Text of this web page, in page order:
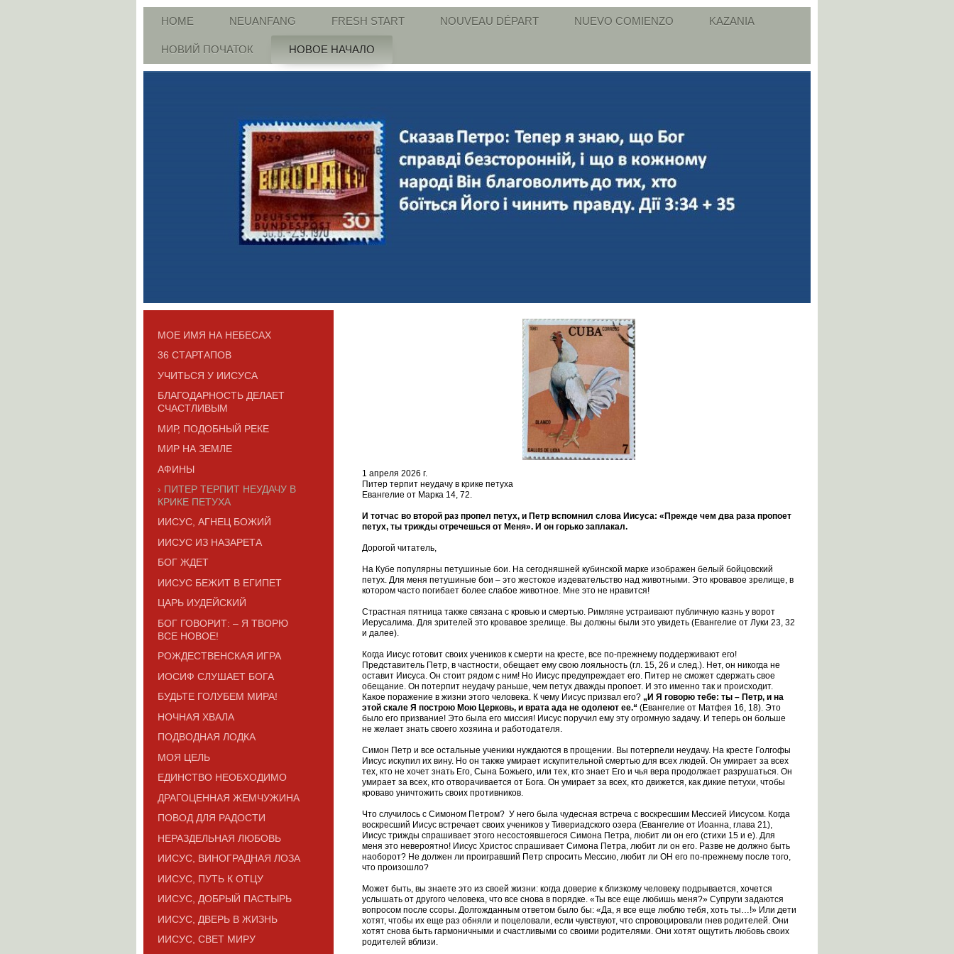
HOME NEUANFANG FRESH START NOUVEAU DÉPART NUEVO COMIENZO KAZANIA
НОВИЙ ПОЧАТОК НОВОЕ НАЧАЛО
1 апреля 2026 г.
Питер терпит неудачу в крике петуха
Евангелие от Марка 14, 72.
И тотчас во второй раз пропел петух, и Петр вспомнил слова Иисуса: «Прежде чем два раза пропоет
петух, ты трижды отречешься от Меня». И он горько заплакал.
Дорогой читатель,
На Кубе популярны петушиные бои. На сегодняшней кубинской марке изображен белый бойцовский
петух. Для меня петушиные бои – это жестокое издевательство над животными. Это кровавое зрелище, в
котором часто погибает более слабое животное. Мне это не нравится!
Страстная пятница также связана с кровью и смертью. Римляне устраивают публичную казнь у ворот
Иерусалима. Для зрителей это кровавое зрелище. Вы должны были это увидеть (Евангелие от Луки 23, 32
и далее).
Когда Иисус готовит своих учеников к смерти на кресте, все по-прежнему поддерживают его!
Представитель Петр, в частности, обещает ему свою лояльность (гл. 15, 26 и след.). Нет, он никогда не
оставит Иисуса. Он стоит рядом с ним! Но Иисус предупреждает его. Питер не сможет сдержать свое
обещание. Он потерпит неудачу раньше, чем петух дважды пропоет. И это именно так и происходит.
Какое поражение в жизни этого человека. К чему Иисус призвал его? „И Я говорю тебе: ты – Петр, и на
этой скале Я построю Мою Церковь, и врата ада не одолеют ее.“ (Евангелие от Матфея 16, 18). Это
было его призвание! Это была его миссия! Иисус поручил ему эту огромную задачу. И теперь он больше
не желает знать своего хозяина и работодателя.
Симон Петр и все остальные ученики нуждаются в прощении. Вы потерпели неудачу. На кресте Голгофы
Иисус искупил их вину. Но он также умирает искупительной смертью для всех людей. Он умирает за всех
тех, кто не хочет знать Его, Сына Божьего, или тех, кто знает Его и чья вера продолжает разрушаться. Он
умирает за всех, кто отворачивается от Бога. Он умирает за всех, кто движется, как дикие петухи, чтобы
кроваво уничтожить своих противников.
Что случилось с Симоном Петром? У него была чудесная встреча с воскресшим Мессией Иисусом. Когда
воскресший Иисус встречает своих учеников у Тивериадского озера (Евангелие от Иоанна, глава 21),
Иисус трижды спрашивает этого несостоявшегося Симона Петра, любит ли он его (стихи 15 и е). Для
меня это невероятно! Иисус Христос спрашивает Симона Петра, любит ли он его. Разве не должно быть
наоборот? Не должен ли проигравший Петр спросить Мессию, любит ли ОН его по-прежнему после того,
что произошло?
Может быть, вы знаете это из своей жизни: когда доверие к близкому человеку подрывается, хочется
услышать от другого человека, что все снова в порядке. «Ты все еще любишь меня?» Супруги задаются
вопросом после ссоры. Долгожданным ответом было бы: «Да, я все еще люблю тебя, хоть ты…!» Или дети
хотят, чтобы их еще раз обняли и поцеловали, если чувствуют, что спровоцировали гнев родителей. Они
хотят снова быть гармоничными и счастливыми со своими родителями. Они хотят ощутить любовь своих
родителей вблизи.
МОЕ ИМЯ НА НЕБЕСАХ
36 СТАРТАПОВ
УЧИТЬСЯ У ИИСУСА
БЛАГОДАРНОСТЬ ДЕЛАЕТ
СЧАСТЛИВЫМ
МИР, ПОДОБНЫЙ РЕКЕ
МИР НА ЗЕМЛЕ
АФИНЫ
ПИТЕР ТЕРПИТ НЕУДАЧУ В
КРИКЕ ПЕТУХА
ИИСУС, АГНЕЦ БОЖИЙ
ИИСУС ИЗ НАЗАРЕТА
БОГ ЖДЕТ
ИИСУС БЕЖИТ В ЕГИПЕТ
ЦАРЬ ИУДЕЙСКИЙ
БОГ ГОВОРИТ: – Я ТВОРЮ
ВСЕ НОВОЕ!
РОЖДЕСТВЕНСКАЯ ИГРА
ИОСИФ СЛУШАЕТ БОГА
БУДЬТЕ ГОЛУБЕМ МИРА!
НОЧНАЯ ХВАЛА
ПОДВОДНАЯ ЛОДКА
МОЯ ЦЕЛЬ
ЕДИНСТВО НЕОБХОДИМО
ДРАГОЦЕННАЯ ЖЕМЧУЖИНА
ПОВОД ДЛЯ РАДОСТИ
НЕРАЗДЕЛЬНАЯ ЛЮБОВЬ
ИИСУС, ВИНОГРАДНАЯ ЛОЗА
ИИСУС, ПУТЬ К ОТЦУ
ИИСУС, ДОБРЫЙ ПАСТЫРЬ
ИИСУС, ДВЕРЬ В ЖИЗНЬ
ИИСУС, СВЕТ МИРУ